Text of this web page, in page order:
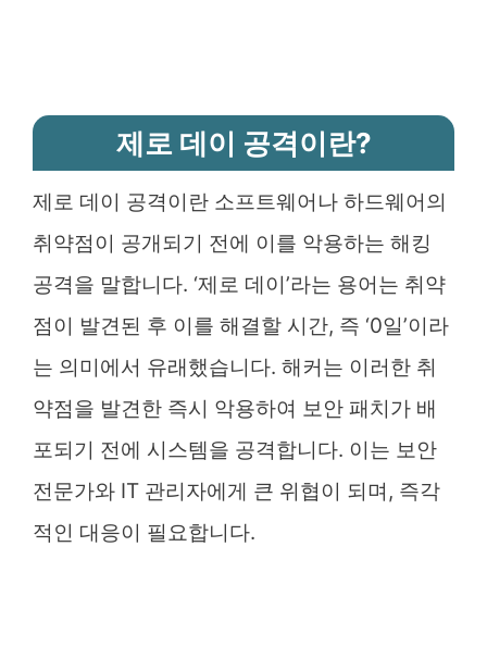
제로 데이 공격이란?
제로 데이 공격이란 소프트웨어나 하드웨어의
취약점이 공개되기 전에 이를 악용하는 해킹
공격을 말합니다. ‘제로 데이’라는 용어는 취약
점이 발견된 후 이를 해결할 시간, 즉 ‘0일’이라
는 의미에서 유래했습니다. 해커는 이러한 취
약점을 발견한 즉시 악용하여 보안 패치가 배
포되기 전에 시스템을 공격합니다. 이는 보안
전문가와 IT 관리자에게 큰 위협이 되며, 즉각
적인 대응이 필요합니다.